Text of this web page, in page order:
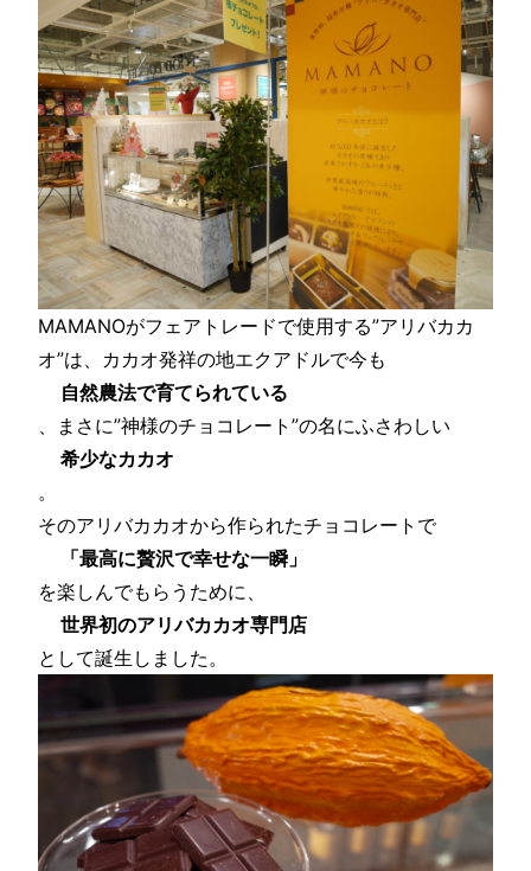
MAMANOがフェアトレードで使用する”アリバカカ
オ”は、カカオ発祥の地エクアドルで今も
自然農法で育てられている
、まさに”神様のチョコレート”の名にふさわしい
希少なカカオ
。
そのアリバカカオから作られたチョコレートで
「最高に贅沢で幸せな一瞬」
を楽しんでもらうために、
世界初のアリバカカオ専門店
として誕生しました。